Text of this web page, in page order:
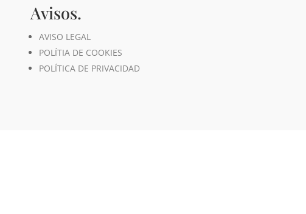
Avisos.
AVISO LEGAL
POLÍTIA DE COOKIES
POLÍTICA DE PRIVACIDAD